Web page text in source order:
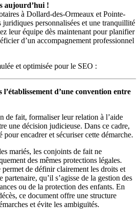
aujourd’hui !
à Dollard-des-Ormeaux et Pointe-
personnalisées et une tranquillité
leur équipe dès maintenant pour planifier
d’un accompagnement professionnel
et optimisée pour le SEO :
d’une convention entre
de fait, formaliser leur relation à l’aide
une décision judicieuse. Dans ce cadre,
encadrer et sécuriser cette démarche.
mariés, les conjoints de fait ne
des mêmes protections légales.
de définir clairement les droits et
partenaire, qu’il s’agisse de la gestion des
ou de la protection des enfants. En
ce document offre une structure
et évite les ambiguïtés.